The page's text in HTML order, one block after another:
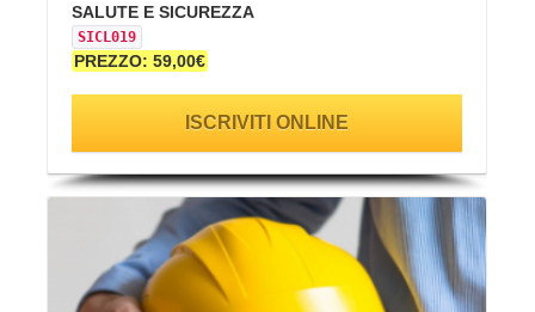
SALUTE E SICUREZZA
SICL019
PREZZO: 59,00€
ISCRIVITI ONLINE
VAI ALLA SCHEDA